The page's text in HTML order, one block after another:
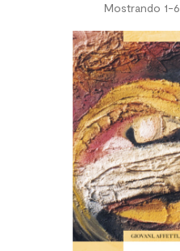
Mostrando 1-